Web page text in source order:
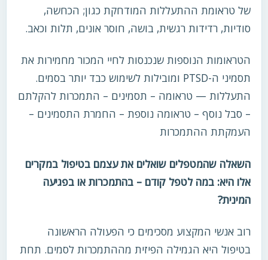
של טראומת ההתעללות המודחקת כגון; הכחשה,
סודיות, רדידות רגשית, בושה, חוסר אונים, תלות וכאב.
הטראומות הנוספות שנכנסות לחיי המכור מחמירות את
תסמיני ה-PTSD ומובילות לשימוש כבד יותר בסמים.
התעללות — טראומה – תסמינים – התמכרות להקלתם
– סבל נוסף – טראומה נוספת – החמרת התסמינים –
העמקתת ההתמכרות
השאלה שהמטפלים שואלים את עצמם בטיפול במקרים
אלו היא: במה לטפל קודם – בהתמכרות או בפגיעה
המינית?
רוב אנשי המקצוע מסכימים כי הפעולה הראשונה
בטיפול היא הגמילה הפיזית מההתמכרות לסמים. תחת